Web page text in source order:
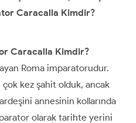
Caracalla Kimdir?
Caracalla Kimdir?
Roma imparatorudur.
kez şahit olduk, ancak
annesinin kollarında
olarak tarihte yerini